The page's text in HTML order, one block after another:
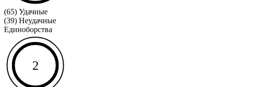
(65) Удачные
(39) Неудачные
Единоборства
2